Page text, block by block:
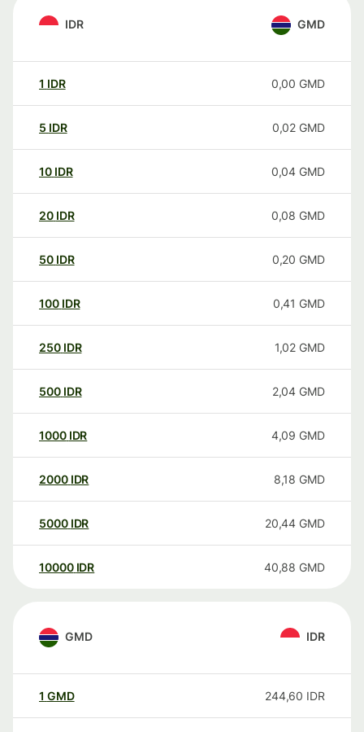
IDR GMD
1 IDR 0,00 GMD
5 IDR 0,02 GMD
10 IDR 0,04 GMD
20 IDR 0,08 GMD
50 IDR 0,20 GMD
100 IDR 0,41 GMD
250 IDR 1,02 GMD
500 IDR 2,04 GMD
1000 IDR 4,09 GMD
2000 IDR 8,18 GMD
5000 IDR 20,44 GMD
10000 IDR 40,88 GMD
GMD IDR
1 GMD 244,60 IDR